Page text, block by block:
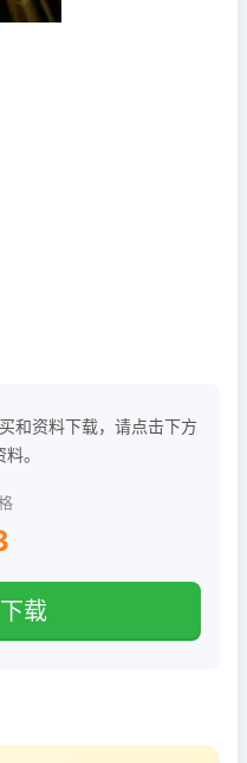
和资料下载，请点击下方
。
载